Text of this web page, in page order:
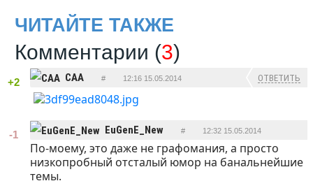
ЧИТАЙТЕ ТАКЖЕ
Комментарии (3)
+2 CAA # 12:16 15.05.2014 ОТВЕТИТЬ
-1 EuGenE_New # 12:32 15.05.2014
ОТВЕТИТЬ
По-моему, это даже не графомания, а просто
низкопробный отсталый юмор на банальнейшие
темы.